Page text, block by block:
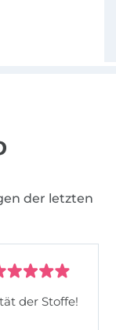
der letzten
der Stoffe!